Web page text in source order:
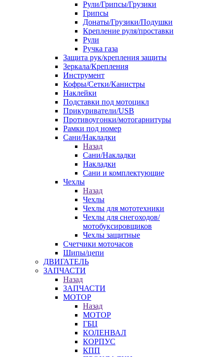
Рули/Грипсы/Грузики
Грипсы
Донаты/Грузики/Подушки
Крепление руля/проставки
Рули
Ручка газа
Защита рук/крепления защиты
Зеркала/Крепления
Инструмент
Кофры/Сетки/Канистры
Наклейки
Подставки под мотоцикл
Прикуриватели/USB
Противоугонки/мотогарнитуры
Рамки под номер
Сани/Накладки
Назад
Сани/Накладки
Накладки
Сани и комплектующие
Чехлы
Назад
Чехлы
Чехлы для мототехники
Чехлы для снегоходов/
мотобуксировщиков
Чехлы защитные
Счетчики моточасов
Шипы/цепи
ДВИГАТЕЛЬ
ЗАПЧАСТИ
Назад
ЗАПЧАСТИ
МОТОР
Назад
МОТОР
ГБЦ
КОЛЕНВАЛ
КОРПУС
КПП